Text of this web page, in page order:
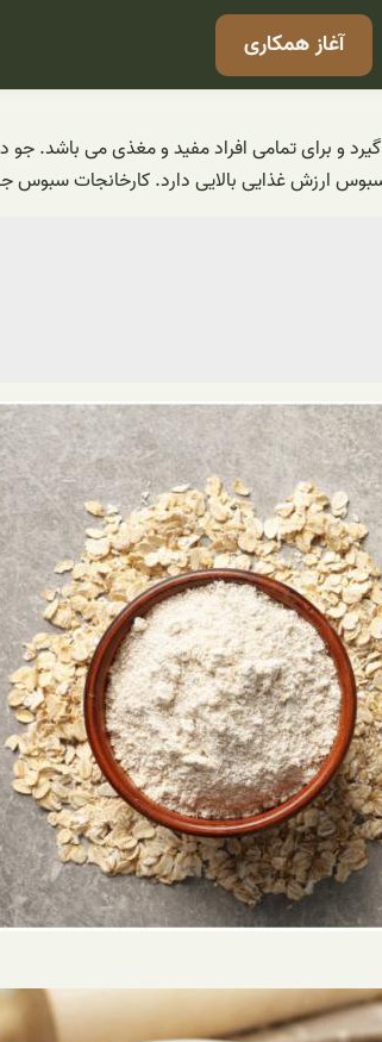
آغاز همکاری
و برای تمامی افراد مفید و مغذی می باشد. جو
ارزش غذایی بالایی دارد. کارخانجات سبوس